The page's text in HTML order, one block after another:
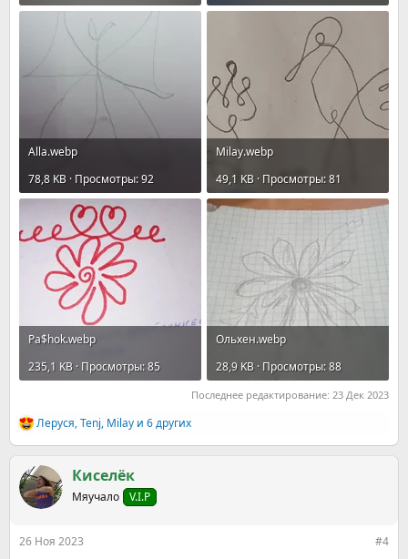
Allа.webp
78,8 KB · Просмотры: 92
Milay.webp
49,1 KB · Просмотры: 81
Pa$hok.webp
235,1 KB · Просмотры: 85
Ольхен.webp
28,9 KB · Просмотры: 88
Последнее редактирование: 23 Дек 2023
Р
е
к
ц
и
Леруся,Tenj, Milay и 6 других
Киселёк
Мяучало V.I.P
26 Ноя 2023 #4